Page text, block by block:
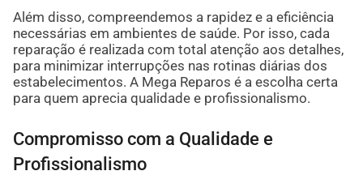
Além disso, compreendemos a rapidez e a eficiência
necessárias em ambientes de saúde. Por isso, cada
reparação é realizada com total atenção aos detalhes,
para minimizar interrupções nas rotinas diárias dos
estabelecimentos. A Mega Reparos é a escolha certa
para quem aprecia qualidade e profissionalismo.
Compromisso com a Qualidade e
Profissionalismo